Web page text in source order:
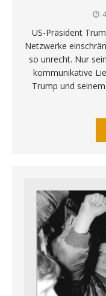
US-Präsident
Netzwerke
so unrecht. Nur
kommunikative
Trump und